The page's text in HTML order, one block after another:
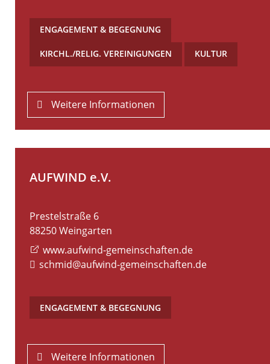
ENGAGEMENT & BEGEGNUNG
KIRCHL./RELIG. VEREINIGUNGEN KULTUR
Weitere Informationen
AUFWIND e.V.
Prestelstraße 6
88250Weingarten
www.aufwind-gemeinschaften.de
schmid@aufwind-gemeinschaften.de
ENGAGEMENT & BEGEGNUNG
Weitere Informationen